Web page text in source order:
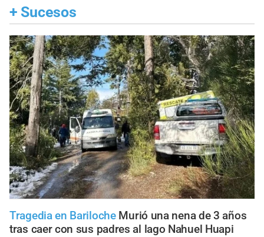
+ Sucesos
Tragedia en Bariloche Murió una nena de 3 años
tras caer con sus padres al lago Nahuel Huapi